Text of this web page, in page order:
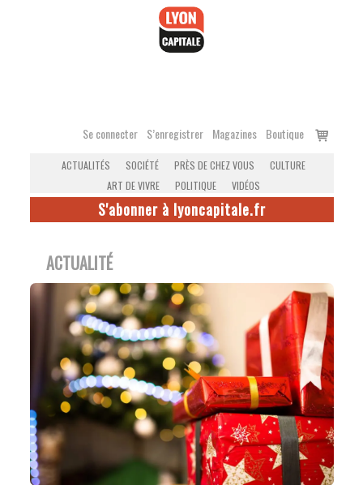
Se connecter S’enregistrer Magazines Boutique
Voir
ACTUALITÉS SOCIÉTÉ PRÈS DE CHEZ VOUS
CULTURE
ART DE VIVRE
POLITIQUE VIDÉOS
S'abonner à lyoncapitale.fr
ACTUALITÉ